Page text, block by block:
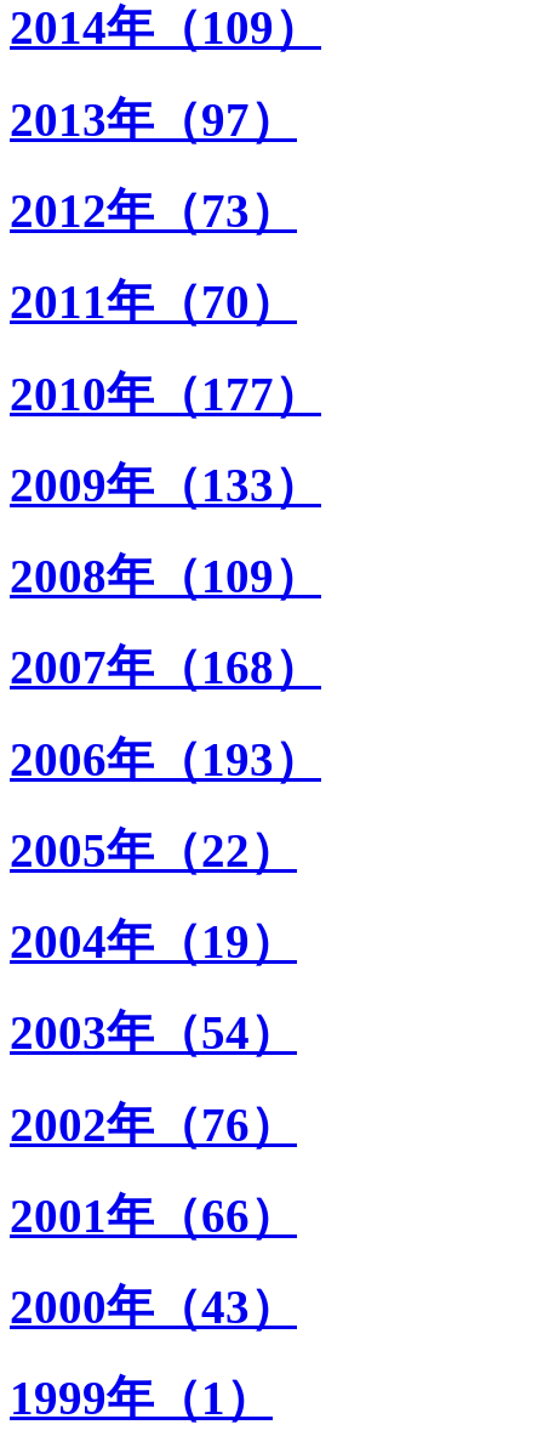
2014年（109）
2013年（97）
2012年（73）
2011年（70）
2010年（177）
2009年（133）
2008年（109）
2007年（168）
2006年（193）
2005年（22）
2004年（19）
2003年（54）
2002年（76）
2001年（66）
2000年（43）
1999年（1）